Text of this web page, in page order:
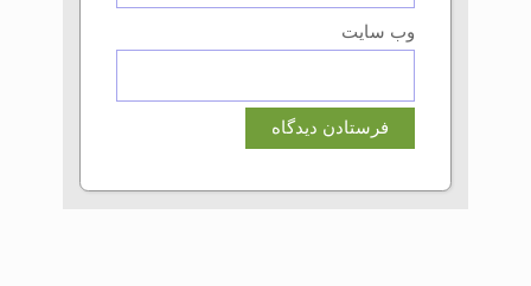
وب‌ سایت